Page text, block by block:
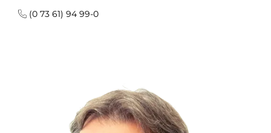
(0 73 61) 94 99-0